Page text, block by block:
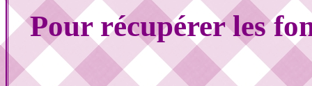
Pour récupérer les